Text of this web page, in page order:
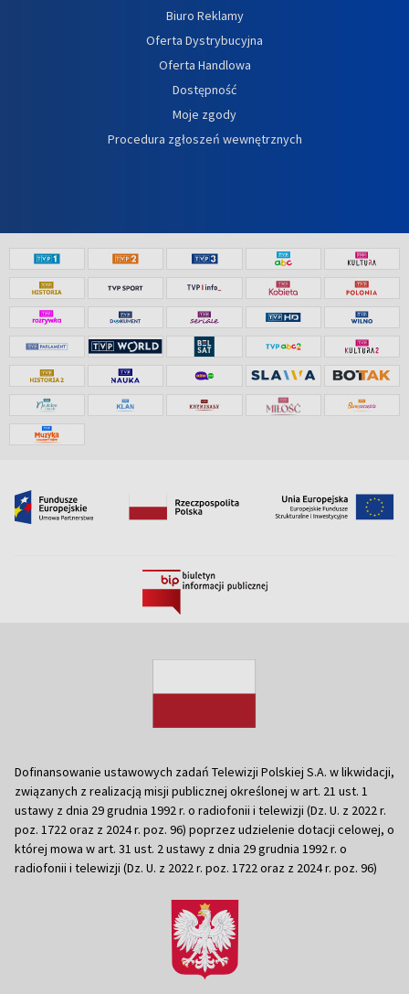
Biuro Reklamy
Oferta Dystrybucyjna
Oferta Handlowa
Dostępność
Moje zgody
Procedura zgłoszeń wewnętrznych
Dofinansowanie ustawowych zadań Telewizji Polskiej S.A. w likwidacji,
związanych z realizacją misji publicznej określonej w art. 21 ust. 1
ustawy z dnia 29 grudnia 1992 r. o radiofonii i telewizji (Dz. U. z 2022 r.
poz. 1722 oraz z 2024 r. poz. 96) poprzez udzielenie dotacji celowej, o
której mowa w art. 31 ust. 2 ustawy z dnia 29 grudnia 1992 r. o
radiofonii i telewizji (Dz. U. z 2022 r. poz. 1722 oraz z 2024 r. poz. 96)